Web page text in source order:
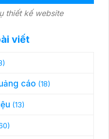
thiết kế website
viết
cáo (18)
(13)